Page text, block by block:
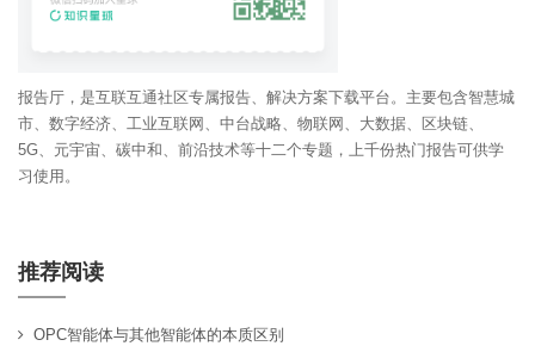
报告厅，是互联互通社区专属报告、解决方案下载平台。主要包含智慧城
市、数字经济、工业互联网、中台战略、物联网、大数据、区块链、
5G、元宇宙、碳中和、前沿技术等十二个专题，上千份热门报告可供学
习使用。
推荐阅读
OPC智能体与其他智能体的本质区别